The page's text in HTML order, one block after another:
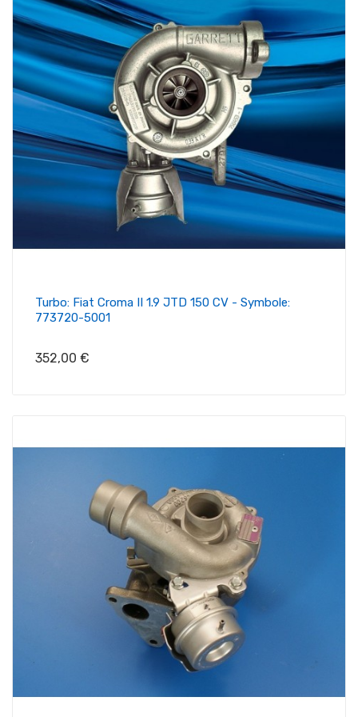
Turbo: Fiat Croma II 1.9 JTD 150 CV - Symbole:
773720-5001
Prix
352,00 €